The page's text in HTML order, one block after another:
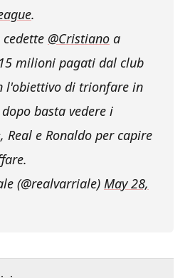
.
@Cristiano a
milioni pagati dal club
l'obiettivo di trionfare in
basta vedere i
Real e Ronaldo per capire
(@realvarriale) May 28,